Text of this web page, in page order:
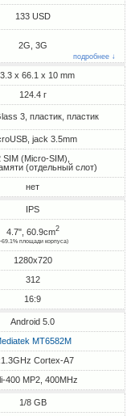
133 USD
2G, 3G
подробнее ↓
x 66.1 x 10 mm
124.4 г
3, пластик, пластик
jack 3.5mm
SIM (Micro-SIM),
(отдельный слот)
нет
IPS
4.7", 60.9cm2
площади корпуса)
1280x720
312
16:9
Android 5.0
MT6582M
Cortex-A7
400 MP2, 400MHz
1/8 GB